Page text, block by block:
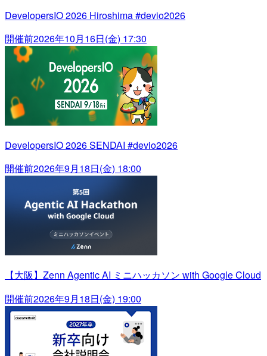
DevelopersIO 2026 Hiroshima #devio2026
開催前2026年10月16日(金) 17:30
DevelopersIO 2026 SENDAI #devio2026
開催前2026年9月18日(金) 18:00
【大阪】Zenn Agentic AI ミニハッカソン with Google Cloud
開催前2026年9月18日(金) 19:00